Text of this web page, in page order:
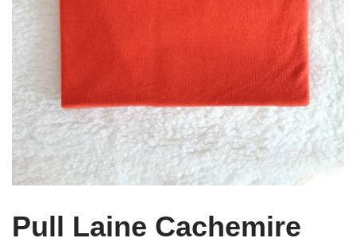
Pull Laine Cachemire